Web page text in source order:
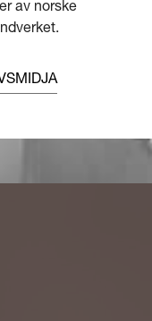
av norske